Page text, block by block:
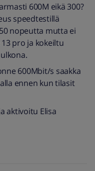
600M eikä 300?
speedtestillä
nopeutta mutta ei
pro ja kokeiltu
600Mbit/s saakka
ennen kun tilasit
aktivoitu Elisa